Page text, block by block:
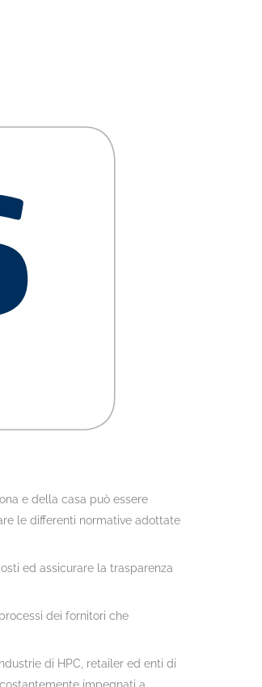
e della casa può essere
le differenti normative adottate
ed assicurare la trasparenza
dei fornitori che
di HPC, retailer ed enti di